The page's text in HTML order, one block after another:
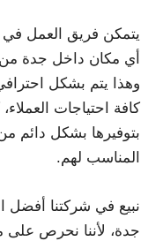
يتمكن فريق العمل
أي مكان داخل جدة من
وهذا يتم بشكل
كافة احتياجات
بتوفيرها بشكل دائم من
المناسب لهم.
نبيع في شركتنا أفضل
جدة، لأننا نحرص على